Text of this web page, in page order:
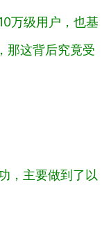
万级用户，也基
那这背后究竟受
，主要做到了以